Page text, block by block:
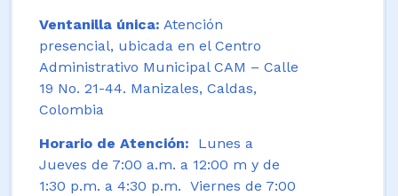
Ventanilla única: Atención
presencial, ubicada en el Centro
Administrativo Municipal CAM – Calle
19 No. 21-44. Manizales, Caldas,
Colombia
Horario de Atención:
Lunes a
Jueves de 7:00 a.m. a 12:00 m y de
1:30 p.m. a 4:30 p.m. Viernes de 7:00